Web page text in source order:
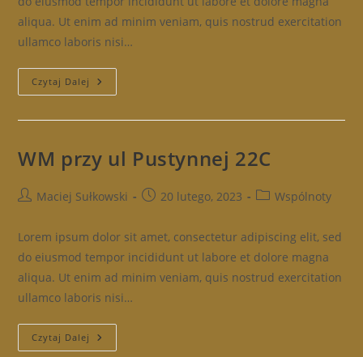
aliqua. Ut enim ad minim veniam, quis nostrud exercitation
ullamco laboris nisi…
Czytaj Dalej Współwłasność
Nieruchomości
WM przy ul Pustynnej 22C
PostMaciej Sułkowski
Post20 lutego, 2023
PostWspólnoty
Lorem ipsum dolor sit amet, consectetur adipiscing elit, sed
do eiusmod tempor incididunt ut labore et dolore magna
aliqua. Ut enim ad minim veniam, quis nostrud exercitation
ullamco laboris nisi…
Czytaj Dalej WM
Przy